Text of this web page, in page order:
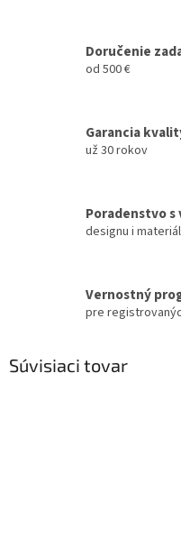
Doručenie
od 500 €
Garancia
už 30 rokov
Poradenstvo s
designu i
Vernostný
pre
Súvisiaci tovar